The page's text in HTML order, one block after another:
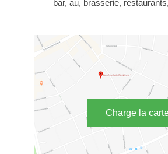
bar, au, brasserie,
Charge la